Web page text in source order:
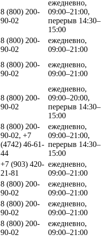
8 (800) 200-
90-02
ежедневно,
09:00–21:00,
перерыв 14:30–
15:00
8 (800) 200-
90-02
ежедневно,
09:00–21:00
8 (800) 200-
90-02
ежедневно,
09:00–21:00
8 (800) 200-
90-02
ежедневно,
09:00–20:00,
перерыв 14:30–
15:00
8 (800) 200-
90-02, +7
(4742) 46-61-
44
ежедневно,
09:00–21:00,
перерыв 14:30–
15:00
+7 (903) 420-
21-81
ежедневно,
09:00–21:00
8 (800) 200-
90-02
ежедневно,
09:00–21:00
8 (800) 200-
90-02
ежедневно,
09:00–21:00
8 (800) 200-
90-02
ежедневно,
09:00–21:00